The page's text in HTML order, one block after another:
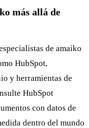
más allá de
de amaiko
HubSpot,
y herramientas de
HubSpot
con datos de
dentro del mundo